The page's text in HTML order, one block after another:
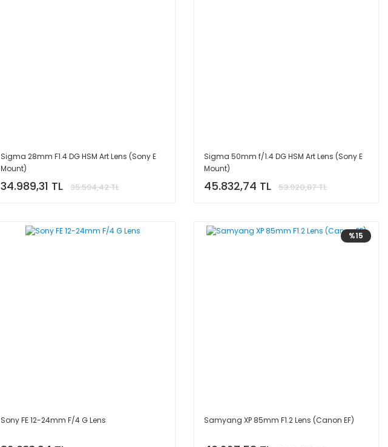
Sigma 28mm F1.4 DG HSM Art Lens (Sony E
Mount)
34.989,31 TL 35.594,42 TL
Sigma 50mm f/1.4 DG HSM Art Lens (Sony E
Mount)
45.832,74 TL 53.920,87 TL
Sony FE 12-24mm F/4 G Lens
%15
Samyang XP 85mm F1.2 Lens (Canon EF)